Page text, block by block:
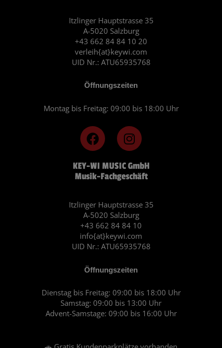
KEY-WI MUSIC GmbH
Musik-Fachgeschäft
Itzlinger Hauptstrasse 35
A-5020 Salzburg
+43 662 84 84 10
info{at}keywi.com
UID Nr.: ATU65935768
Öffnungszeiten
Dienstag bis Freitag: 09:00 bis 18:00 Uhr
Samstag: 09:00 bis 13:00 Uhr
Advent-Samstage: 09:00 bis 16:00 Uhr
F
a
c
e
b
o
k
I
n
s
t
a
r
a
m
Itzlinger Hauptstrasse 35
A-5020 Salzburg
+43 662 84 84 10 20
verleih{at}keywi.com
UID Nr.: ATU65935768
Öffnungszeiten
Montag bis Freitag: 09:00 bis 18:00 Uhr